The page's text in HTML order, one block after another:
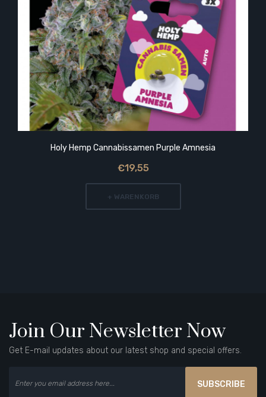
Holy Hemp Cannabissamen Purple Amnesia
€19,55
+ WARENKORB
Join Our Newsletter Now
Get E-mail updates about our latest shop and special offers.
SUBSCRIBE